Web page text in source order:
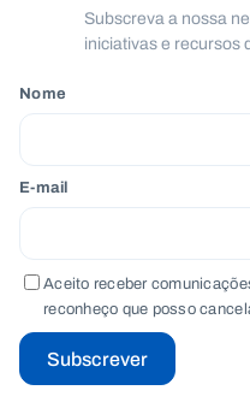
Subscreva a nossa
iniciativas e recursos
Nome
E-mail
Aceito receber
reconheço que posso
Subscrever